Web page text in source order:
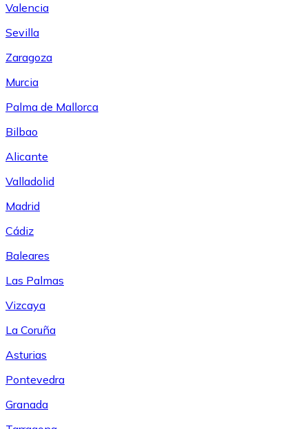
Valencia
Sevilla
Zaragoza
Murcia
Palma de Mallorca
Bilbao
Alicante
Valladolid
Madrid
Cádiz
Baleares
Las Palmas
Vizcaya
La Coruña
Asturias
Pontevedra
Granada